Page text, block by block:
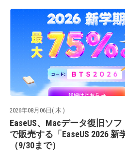
2026年08月06日( 木 )
EaseUS、Macデータ復旧ソ
で販売する「EaseUS 2026
（9/30まで）